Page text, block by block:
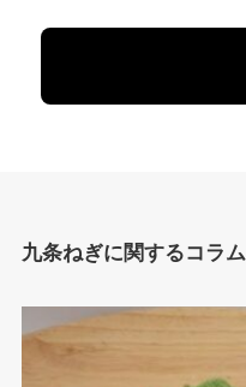
九条ねぎに関するコラム